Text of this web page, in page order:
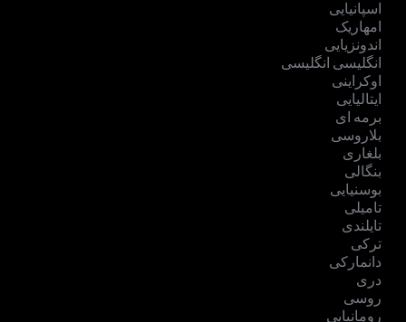
اسپانیایی
امهاریک
اندونزیایی
انگلیسی انگلیسی
اوکراینی
ایتالیایی
برمه ای
بلاروسی
بلغاری
بنگالی
بوسنیایی
تامیلی
تایلندی
ترکی
دانمارکی
دری
روسی
رومانیایی